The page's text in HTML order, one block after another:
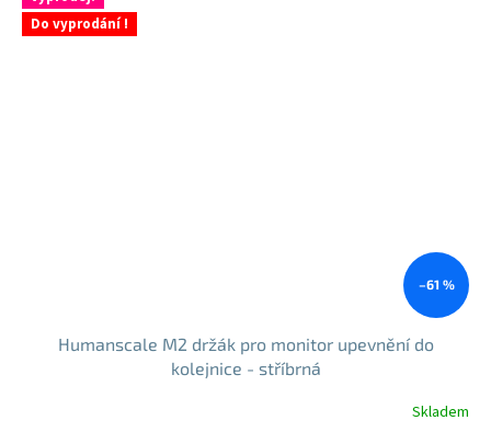
Do vyprodání !
–61 %
Humanscale M2 držák pro monitor upevnění do
kolejnice - stříbrná
Skladem